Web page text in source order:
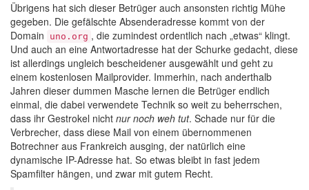
Übrigens hat sich dieser Betrüger auch ansonsten richtig Mühe
gegeben. Die gefälschte Absenderadresse kommt von der
Domain
uno.org , die zumindest ordentlich nach „etwas“ klingt.
Und auch an eine Antwortadresse hat der Schurke gedacht, diese
ist allerdings ungleich bescheidener ausgewählt und geht zu
einem kostenlosen Mailprovider. Immerhin, nach anderthalb
Jahren dieser dummen Masche lernen die Betrüger endlich
einmal, die dabei verwendete Technik so weit zu beherrschen,
dass ihr Gestrokel nicht nur noch weh tut. Schade nur für die
Verbrecher, dass diese Mail von einem übernommenen
Botrechner aus Frankreich ausging, der natürlich eine
dynamische IP-Adresse hat. So etwas bleibt in fast jedem
Spamfilter hängen, und zwar mit gutem Recht.